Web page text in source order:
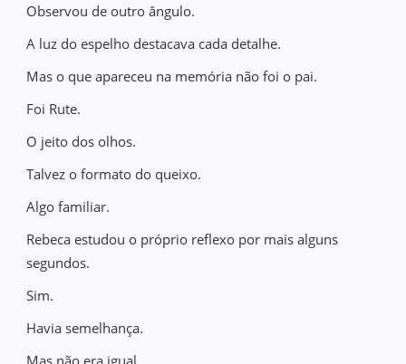
Observou de outro ângulo.
A luz do espelho destacava cada detalhe.
Mas o que apareceu na memória não foi o pai.
Foi Rute.
O jeito dos olhos.
Talvez o formato do queixo.
Algo familiar.
Rebeca estudou o próprio reflexo por mais alguns
segundos.
Sim.
Havia semelhança.
Mas não era igual.